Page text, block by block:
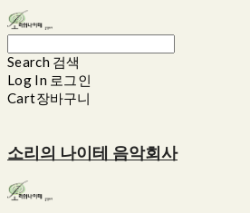
Search 검색
Log In 로그인
Cart장바구니
소리의 나이테 음악회사